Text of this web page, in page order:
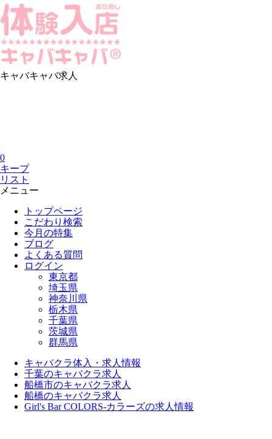
キャバキャバ求人
0
キープ
リスト
メニュー
トップページ
こだわり検索
今月の特集
ブログ
よくある質問
ログイン
東京都
埼玉県
神奈川県
栃木県
千葉県
茨城県
群馬県
キャバクラ体入・求人情報
千葉のキャバクラ求人
船橋市のキャバクラ求人
船橋のキャバクラ求人
Girl's Bar COLORS-カラーズの求人情報